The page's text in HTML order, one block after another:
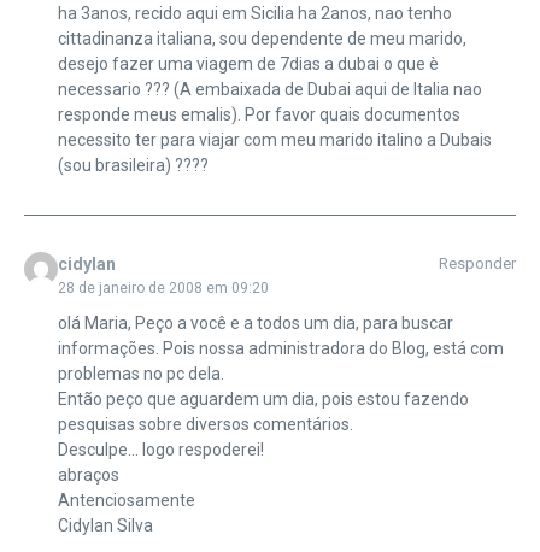
ha 3anos, recido aqui em Sicilia ha 2anos, nao tenho
cittadinanza italiana, sou dependente de meu marido,
desejo fazer uma viagem de 7dias a dubai o que è
necessario ??? (A embaixada de Dubai aqui de Italia nao
responde meus emalis). Por favor quais documentos
necessito ter para viajar com meu marido italino a Dubais
(sou brasileira) ????
cidylan
28 de janeiro de 2008 em 09:20
Responder
olá Maria, Peço a você e a todos um dia, para buscar
informações. Pois nossa administradora do Blog, está com
problemas no pc dela.
Então peço que aguardem um dia, pois estou fazendo
pesquisas sobre diversos comentários.
Desculpe… logo respoderei!
abraços
Antenciosamente
Cidylan Silva